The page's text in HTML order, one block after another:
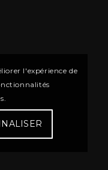
l'expérience de